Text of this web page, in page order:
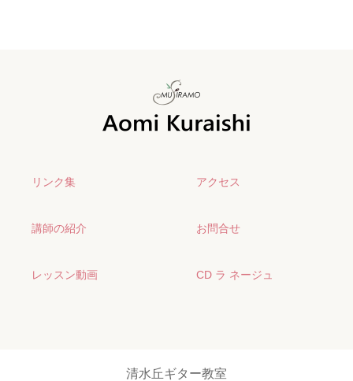
リンク集 アクセス
講師の紹介 お問合せ
レッスン動画 CD ラ ネージュ
清水丘ギター教室